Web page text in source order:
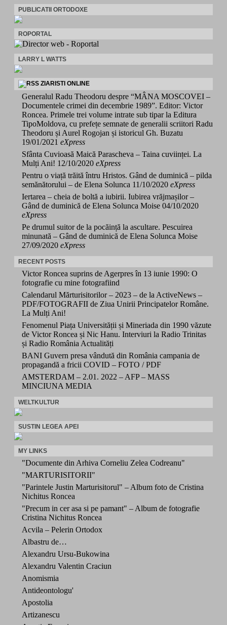
PUBLICATII ORTODOXE
ROPORTAL
LARRY L WATTS
ZIARISTI ONLINE
Generalul Radu Theodoru despre “MÂNA MOSCOVEI –
Documentele crimei din decembrie 1989”. Editor: Victor
Roncea. Primele trei volume intrate sub tipar la Editura
TipoMoldova, cu prefețe semnate de generalii scriitori Radu
Theodoru și Aurel Rogojan și istoricul Gh. Buzatu
19/01/2021 eXpress
Sfânta Cuvioasă Maică Parascheva – Taina cuviinței. La
Mulți Ani! 12/10/2020 eXpress
Pentru o viață trăită întru Hristos. Gând de duminică – pilda
semănătorului – de Elena Solunca 11/10/2020 eXpress
Iertarea – cheia de boltă a iubirii. Iubirea vrăjmașilor –
Gând de duminică de Elena Solunca Moise 04/10/2020
eXpress
Pe drumul suitor de la pocăință la ascultare. Pescuirea
minunată – Gând de duminică de Elena Solunca Moise
27/09/2020 eXpress
RECENT POSTS
Victor Roncea suprins de Agerpres în 13 iunie 1990: O
fotografie cu mine fotografiind
Calendarul Mărturisitorilor – 2023 – de la ActiveNews –
PDF/FOTOGRAFII de Ziua Unirii Principatelor Române.
La Mulți Ani!
Fenomenul Piața Universității și Mineriada din 1990 văzute
de Victor Roncea și Nic Hanu. Interviuri la Radio Trinitas
și Radio România Actualități
BANI Guvern presa vândută din România campania de
propagandă a fricii COVID – FOTO / PDF
AMSTERDAM – 2.01. 2022 – AFP – MASS
MINCIUNA MEDIA
WELTKULTUR
SUSTIN LEGEA APEI
MY LINKS
"Documente din Arhiva Corneliu Zelea Codreanu"
"MARTURISITORII"
"Parintele Justin Marturisitorul" – Album foto de Cristina
Nichitus Roncea
"Precum in cer asa si pe pamant" – Album de fotografie
Cristina Nichitus Roncea
Acvila – Pelerin Ortodox
Albastru de…
Alexandru Ursu-Bukowina
Alexandru Valentin Craciun
Anomismia
Antideontologu'
Apostolia
Artizanescu